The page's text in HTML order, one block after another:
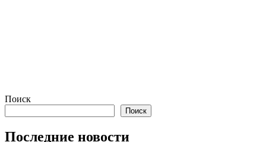
Поиск
Поиск
Последние новости